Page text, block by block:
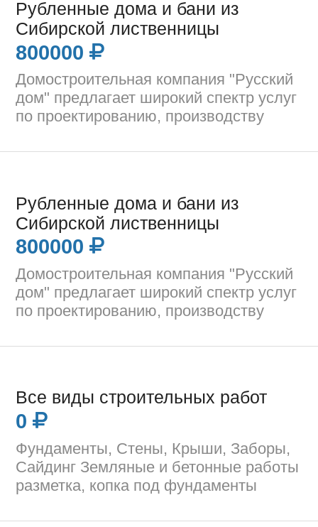
Рубленные дома и бани из
Сибирской лиственницы
800000
Домостроительная компания "Русский
дом" предлагает широкий спектр услуг
по проектированию, производству
Рубленные дома и бани из
Сибирской лиственницы
800000
Домостроительная компания "Русский
дом" предлагает широкий спектр услуг
по проектированию, производству
Все виды строительных работ
0
Фундаменты, Стены, Крыши, Заборы,
Сайдинг Земляные и бетонные работы
разметка, копка под фундаменты